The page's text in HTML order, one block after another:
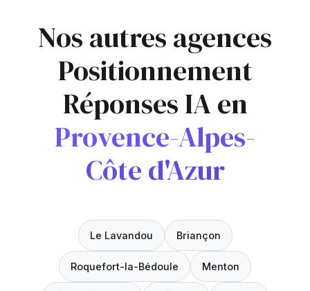
Nos autres agences
Positionnement
Réponses IA en
Provence-Alpes-
Côte d'Azur
Le Lavandou Briançon
Roquefort-la-Bédoule Menton